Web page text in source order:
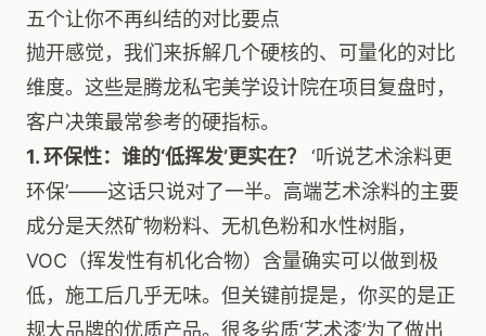
五个让你不再纠结的对比要点
抛开感觉，我们来拆解几个硬核的、可量化的对比
维度。这些是腾龙私宅美学设计院在项目复盘时，
客户决策最常参考的硬指标。
1. 环保性：谁的‘低挥发’更实在？
‘听说艺术涂料更
环保’——这话只说对了一半。高端艺术涂料的主要
成分是天然矿物粉料、无机色粉和水性树脂，
VOC（挥发性有机化合物）含量确实可以做到极
低，施工后几乎无味。但关键前提是，你买的是正
规大品牌的优质产品。很多劣质‘艺术漆’为了做出